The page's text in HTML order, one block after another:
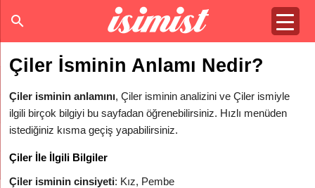
Çiler İsminin Anlamı Nedir?
Çiler isminin anlamını, Çiler isminin analizini ve Çiler ismiyle
ilgili birçok bilgiyi bu sayfadan öğrenebilirsiniz. Hızlı menüden
istediğiniz kısma geçiş yapabilirsiniz.
Çiler İle İlgili Bilgiler
Çiler isminin cinsiyeti: Kız, Pembe